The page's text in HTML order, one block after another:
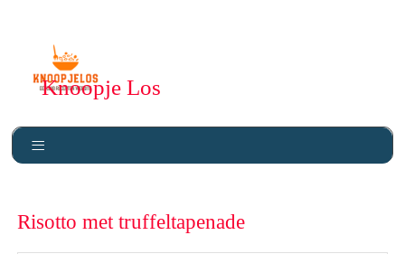
Knoopje Los
Risotto met truffeltapenade